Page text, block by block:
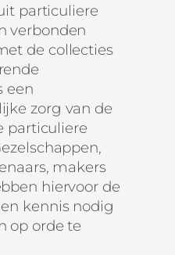
particuliere
verbonden
de collecties
een
zorg van de
particuliere
makers
hiervoor de
kennis nodig
op orde te